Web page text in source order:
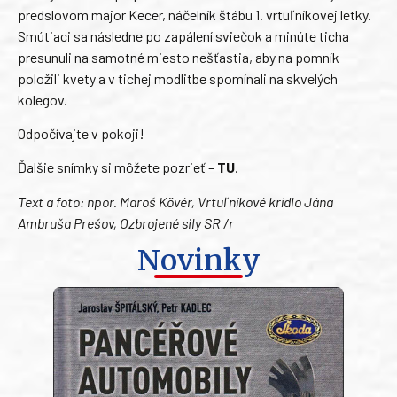
predslovom major Kecer, náčelník štábu 1. vrtuľníkovej letky.
Smútiaci sa následne po zapálení sviečok a minúte ticha
presunuli na samotné miesto nešťastia, aby na pomník
položili kvety a v tichej modlitbe spomínali na skvelých
kolegov.
Odpočívajte v pokoji!
Ďalšie snímky si môžete pozrieť – TU.
Text a foto: npor. Maroš Kövér, Vrtuľníkové krídlo Jána
Ambruša Prešov, Ozbrojené sily SR /r
Novinky